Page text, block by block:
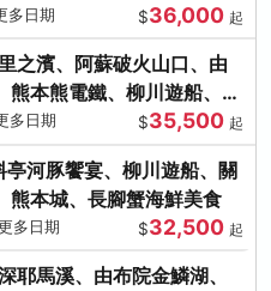
多日期 $36,000 起
之濱、阿蘇破火山口、由
本熊電鐵、柳川遊船、地
多日期 $35,500 起
亭河豚饗宴、柳川遊船、關
熊本城、長腳蟹海鮮美食
多日期 $32,500 起
耶馬溪、由布院金鱗湖、